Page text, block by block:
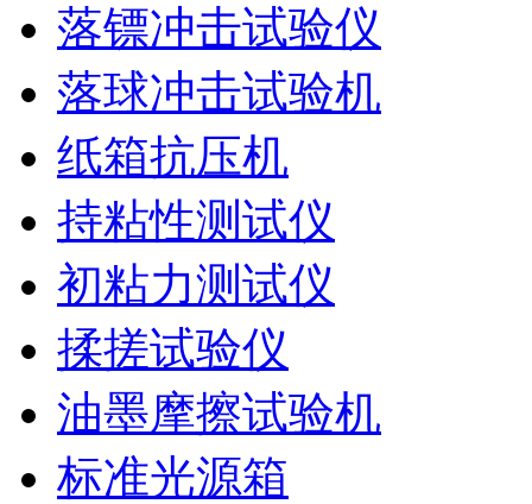
落镖冲击试验仪
落球冲击试验机
纸箱抗压机
持粘性测试仪
初粘力测试仪
揉搓试验仪
油墨摩擦试验机
标准光源箱